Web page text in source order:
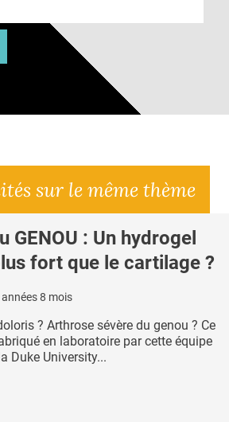
sur le même thème
GENOU : Un hydrogel
fort que le cartilage ?
8 mois
? Arthrose sévère du genou ? Ce
en laboratoire par cette équipe
Duke University...